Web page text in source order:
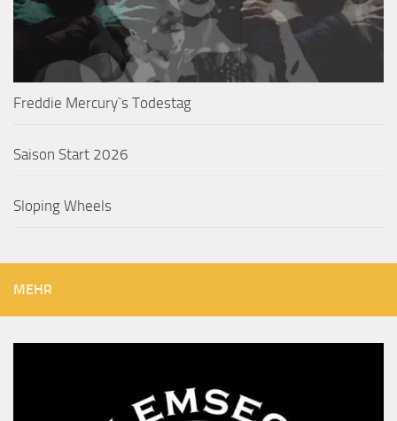
Freddie Mercury`s Todestag
Saison Start 2026
Sloping Wheels
MEHR